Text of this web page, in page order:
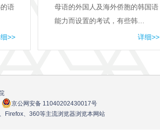
语
>>
母语的外国人及海外侨胞的韩国语
能力而设置的考试，有些韩…
详细>>
院
京公网安备 11040202430017号
Firefox、360等主流浏览器浏览本网站